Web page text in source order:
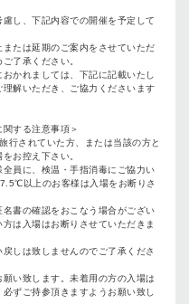
し、下記内容での開催を予定して
たは延期のご案内をさせていただ
了承ください。
かれましては、下記に記載いたし
解いただき、ご協力くださいます
する注意事項＞
行されていた方、または当該の方と
お控え下さい。
全員に、検温・手指消毒にご協力い
以上のお客様は入場をお断りさ
名書の確認をおこなう場合がござい
は入場はお断りさせていただきま
しは致しませんのでご了承くださ
い致します。未着用の方の入場は
ずご持参頂きますようお願い致し